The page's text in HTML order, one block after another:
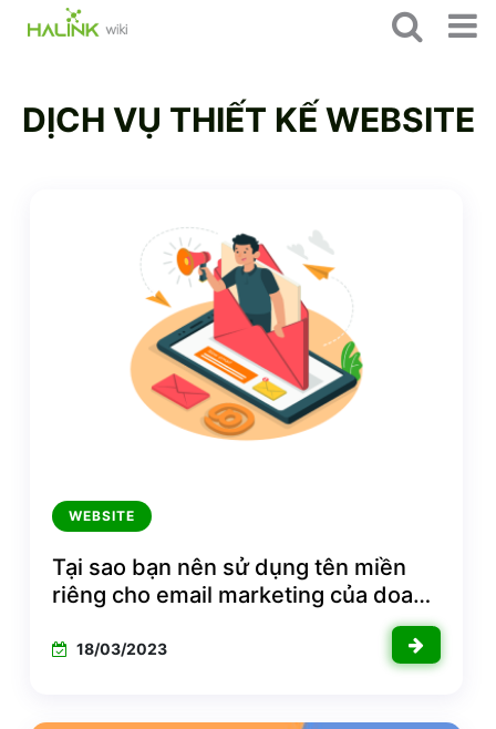
DỊCH VỤ THIẾT KẾ WEBSITE
WEBSITE
Tại sao bạn nên sử dụng tên miền
riêng cho email marketing của doanh
18/03/2023